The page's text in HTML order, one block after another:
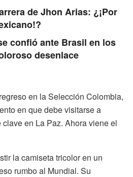
de Jhon Arias: ¿¡Por
confió ante Brasil en los
desenlace
en la Selección Colombia,
en que debe visitarse a
en La Paz. Ahora viene el
la camiseta tricolor en un
rumbo al Mundial. Su